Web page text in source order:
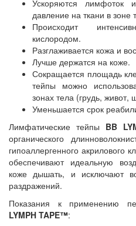
Ускоряются лимфоток
давление на ткани в зоне
Происходит
кислородом.
Разглаживается кожа и
Лучше держатся на коже.
Сокращается площадь
тейпы можно
зонах тела (грудь, живот,
Уменьшается срок
Лимфатические тейпы BB
органического
гипоаллергенного акрилового
обеспечивают идеальную
коже дышать, и исключают
раздражений.
Показания к применению
LYMPH TAPE™: